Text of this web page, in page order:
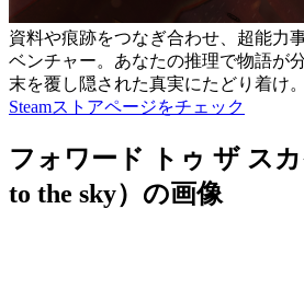
資料や痕跡をつなぎ合わせ、超能力
ベンチャー。あなたの推理で物語が
末を覆し隠された真実にたどり着け。
Steamストアページをチェック
フォワード トゥ ザ ス
to the sky）の画像